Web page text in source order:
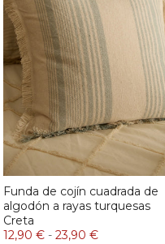
Funda de cojín cuadrada de
algodón a rayas turquesas
Creta
12,90 € - 23,90 €